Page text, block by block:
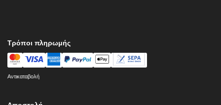
Τρόποι πληρωμής
Αντικαταβολή